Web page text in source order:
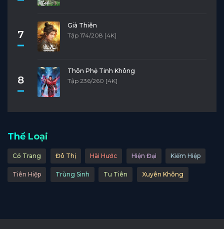
7
Già Thiên
Tập 174/208 [4K]
8
Thôn Phệ Tinh Không
Tập 236/260 [4K]
Thể Loại
Cổ Trang Đô Thị Hài Hước Hiện Đại Kiếm Hiệp
Tiên Hiệp Trùng Sinh Tu Tiên Xuyên Không